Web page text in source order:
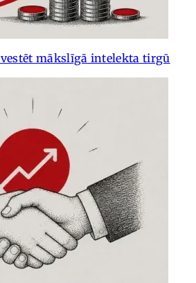
mākslīgā intelekta tirgū